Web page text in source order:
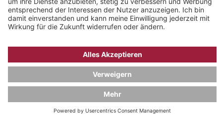
© 2026 byBachmann & Scher GmbH / Watchandco GmbH
IMPRESSUM
COOKIE-EINSTELLUNGEN